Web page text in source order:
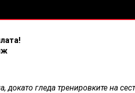
гледа тренировките на